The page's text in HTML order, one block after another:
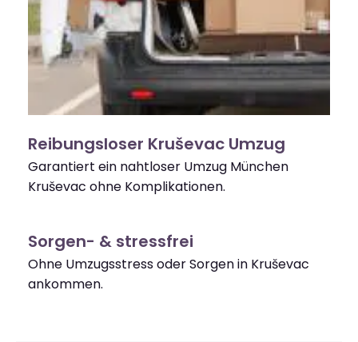
Reibungsloser Kruševac Umzug
Garantiert ein nahtloser Umzug München
Kruševac ohne Komplikationen.
Sorgen- & stressfrei
Ohne Umzugsstress oder Sorgen in Kruševac
ankommen.